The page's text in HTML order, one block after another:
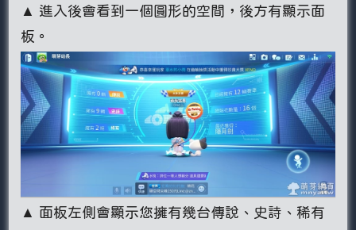
▲ 進入後會看到一個圓形的空間，後方有顯示面
板。
▲ 面板左側會顯示您擁有幾台傳說、史詩、稀有